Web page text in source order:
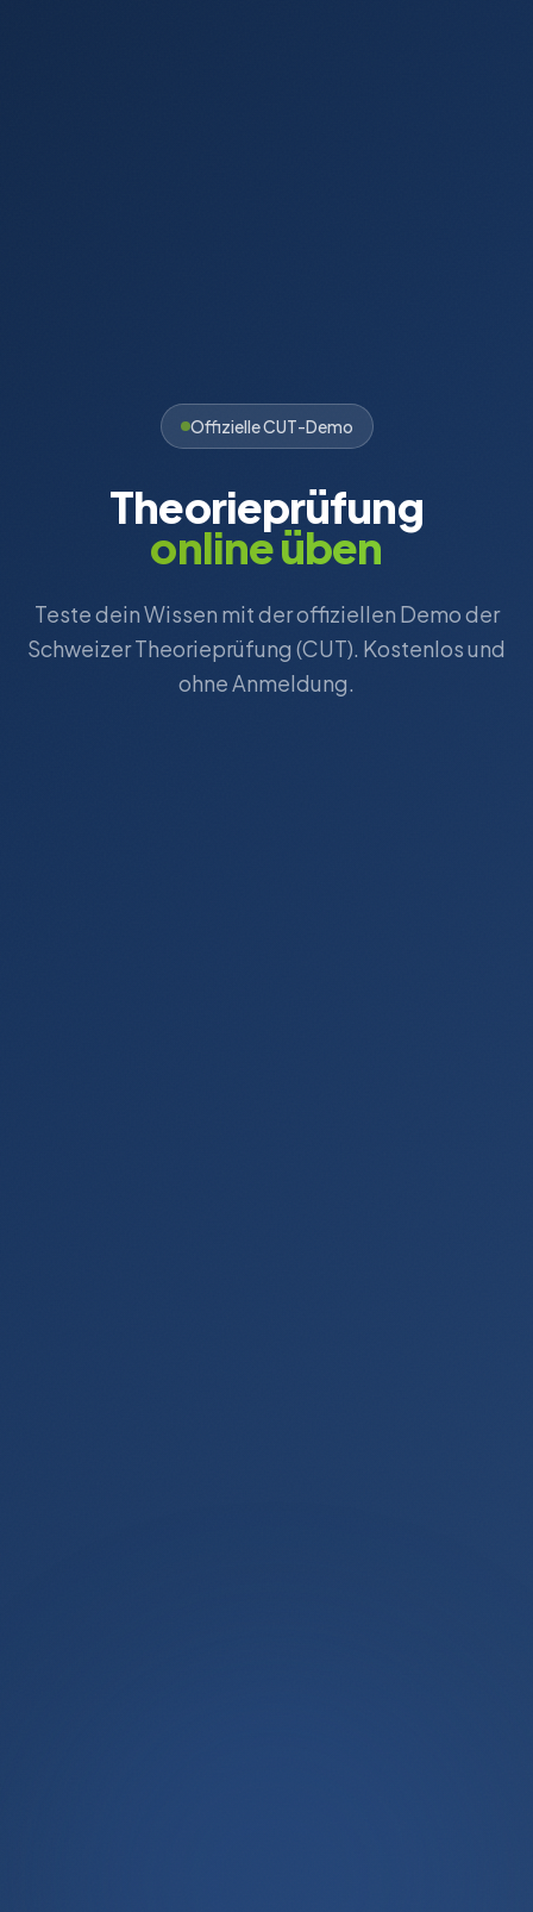
Offizielle CUT-Demo
Theorieprüfung
online üben
Teste dein Wissen mit der offiziellen Demo der
Schweizer Theorieprüfung (CUT). Kostenlos und
ohne Anmeldung.